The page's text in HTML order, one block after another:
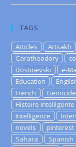
TAGS
Articles Artsakh
Caratheodory
Dostoievski
e-
Education
French
Genocide
Histoire Intelligente
Intelligence
novels
pinterest
Sahara
Spanish